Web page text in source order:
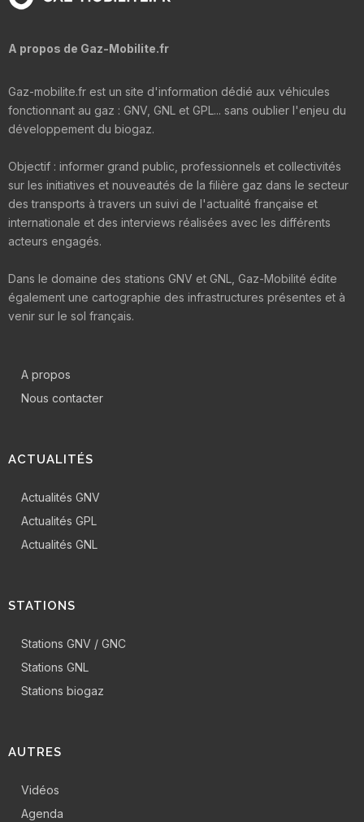
A propos de Gaz-Mobilite.fr
Gaz-mobilite.fr est un site d'information dédié aux véhicules
fonctionnant au gaz : GNV, GNL et GPL... sans oublier l'enjeu du
développement du biogaz.
Objectif : informer grand public, professionnels et collectivités
sur les initiatives et nouveautés de la filière gaz dans le secteur
des transports à travers un suivi de l'actualité française et
internationale et des interviews réalisées avec les différents
acteurs engagés.
Dans le domaine des stations GNV et GNL, Gaz-Mobilité édite
également une cartographie des infrastructures présentes et à
venir sur le sol français.
A propos
Nous contacter
ACTUALITÉS
Actualités GNV
Actualités GPL
Actualités GNL
STATIONS
Stations GNV / GNC
Stations GNL
Stations biogaz
AUTRES
Vidéos
Agenda